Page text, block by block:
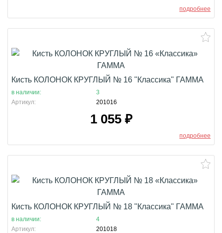
подробнее
Кисть КОЛОНОК КРУГЛЫЙ № 16 "Классика" ГАММА
в наличии:
3
Артикул:
201016
1 055 ₽
подробнее
Кисть КОЛОНОК КРУГЛЫЙ № 18 "Классика" ГАММА
в наличии:
4
Артикул:
201018